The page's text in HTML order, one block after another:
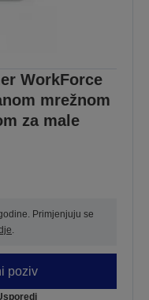
WorkForce
mrežnom
za male
Primjenjuju se
.
poziv